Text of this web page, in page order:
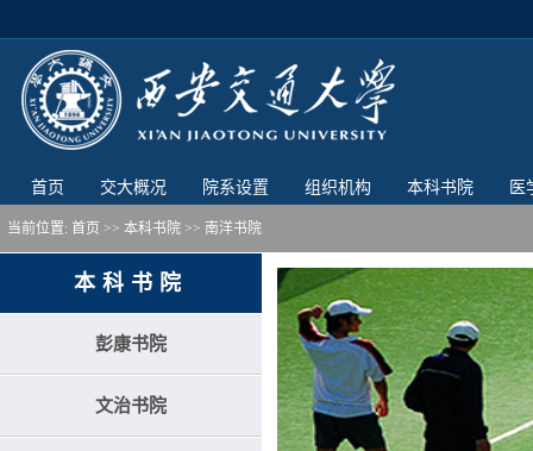
首页 交大概况 院系设置 组织机构 本科书院 医
当前位置: 首页 >> 本科书院 >> 南洋书院
本科书院
彭康书院
文治书院